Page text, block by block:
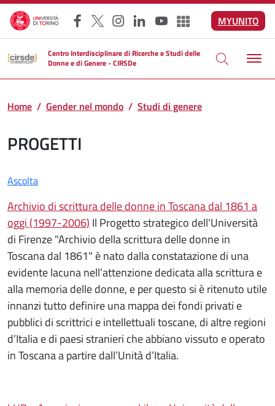
Salta al contenuto principale
Facebook
X Instagram
LinkedInYouTubeAltri social
MYUNITO
Centro Interdisciplinare di Ricerche e Studi delle
Donne e di Genere - CIRSDe
Home Gender nel mondo Studi di genere
PROGETTI
Ascolta
Archivio di scrittura delle donne in Toscana dal 1861 a
oggi (1997-2006) Il Progetto strategico dell’Università
di Firenze "Archivio della scrittura delle donne in
Toscana dal 1861" è nato dalla constatazione di una
evidente lacuna nell’attenzione dedicata alla scrittura e
alla memoria delle donne, e per questo si è ritenuto utile
innanzi tutto definire una mappa dei fondi privati e
pubblici di scrittrici e intellettuali toscane, di altre regioni
d’Italia e di paesi stranieri che abbiano vissuto e operato
in Toscana a partire dall’Unità d’Italia.